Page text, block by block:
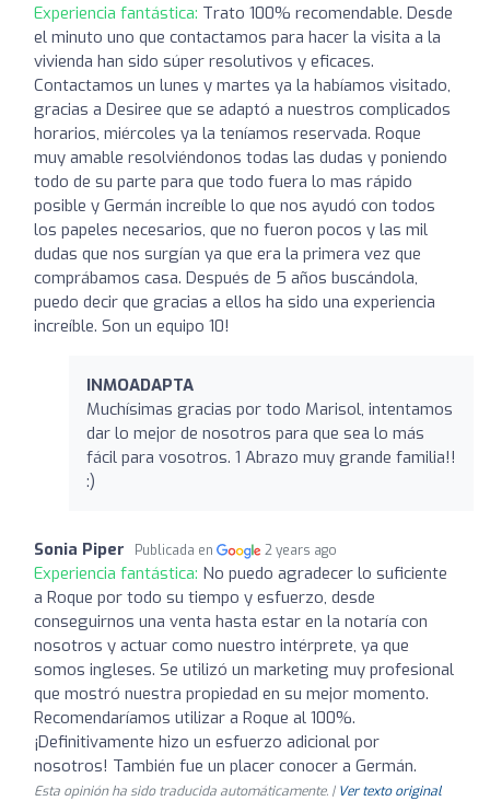
Experiencia fantástica: Trato 100% recomendable. Desde
el minuto uno que contactamos para hacer la visita a la
vivienda han sido súper resolutivos y eficaces.
Contactamos un lunes y martes ya la habíamos visitado,
gracias a Desiree que se adaptó a nuestros complicados
horarios, miércoles ya la teníamos reservada. Roque
muy amable resolviéndonos todas las dudas y poniendo
todo de su parte para que todo fuera lo mas rápido
posible y Germán increíble lo que nos ayudó con todos
los papeles necesarios, que no fueron pocos y las mil
dudas que nos surgían ya que era la primera vez que
comprábamos casa. Después de 5 años buscándola,
puedo decir que gracias a ellos ha sido una experiencia
increíble. Son un equipo 10!
INMOADAPTA
Muchísimas gracias por todo Marisol, intentamos
dar lo mejor de nosotros para que sea lo más
fácil para vosotros. 1 Abrazo muy grande familia!!
:)
Sonia Piper Publicada en 2 years ago
Experiencia fantástica: No puedo agradecer lo suficiente
a Roque por todo su tiempo y esfuerzo, desde
conseguirnos una venta hasta estar en la notaría con
nosotros y actuar como nuestro intérprete, ya que
somos ingleses. Se utilizó un marketing muy profesional
que mostró nuestra propiedad en su mejor momento.
Recomendaríamos utilizar a Roque al 100%.
¡Definitivamente hizo un esfuerzo adicional por
nosotros! También fue un placer conocer a Germán.
Esta opinión ha sido traducida automáticamente. | Ver texto original